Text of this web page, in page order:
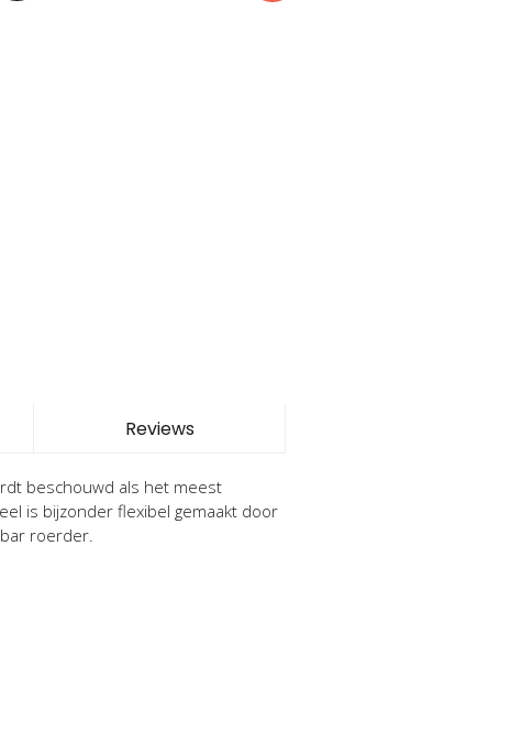
beschouwd als het meest
is bijzonder flexibel gemaakt door
roerder.
Reviews